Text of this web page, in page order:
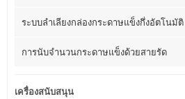
ระบบลำเลียงกล่องกระดาษแข็งกึ่งอัตโนมัติ
การนับจำนวนกระดาษแข็งด้วยสายรัด
เครื่องสนับสนุน